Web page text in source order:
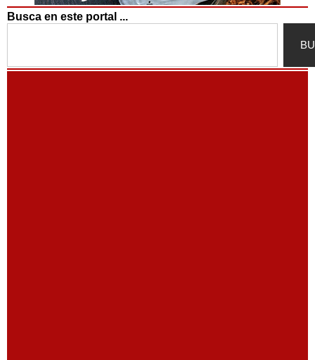
Busca en este portal ...